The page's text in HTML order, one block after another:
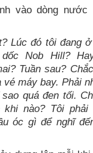
vào dòng nước
Lúc đó tôi đang
Nob Hill?
Tuần sau?
vé máy bay. Phải
quá đen tối.
khi nào? Tôi phải
óc gì để nghĩ